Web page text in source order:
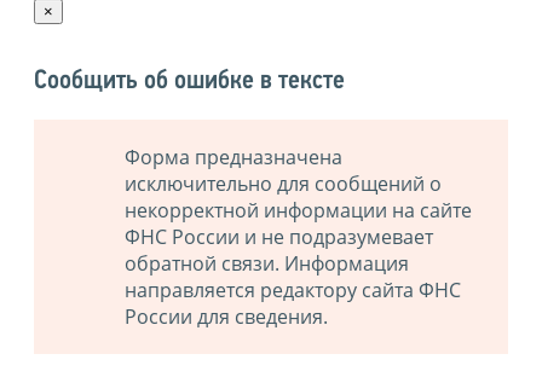
×
Сообщить об ошибке в тексте
Форма предназначена
исключительно для сообщений о
некорректной информации на сайте
ФНС России и не подразумевает
обратной связи. Информация
направляется редактору сайта ФНС
России для сведения.